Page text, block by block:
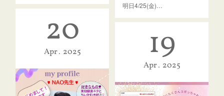
明日4/25(金)…
20
Apr 2025 19
Apr 2025